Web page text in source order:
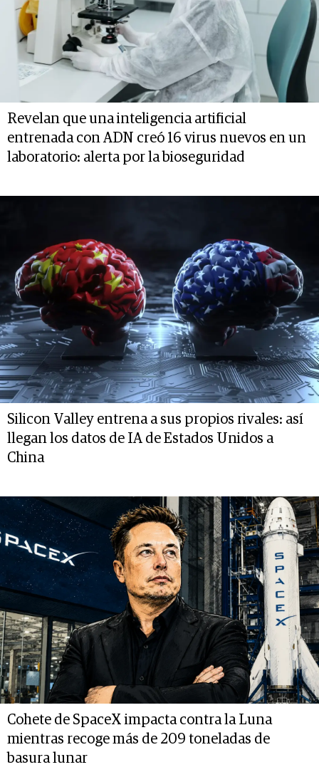
Revelan que una inteligencia artificial
entrenada con ADN creó 16 virus nuevos en un
laboratorio: alerta por la bioseguridad
Silicon Valley entrena a sus propios rivales: así
llegan los datos de IA de Estados Unidos a
China
Cohete de SpaceX impacta contra la Luna
mientras recoge más de 209 toneladas de
basura lunar